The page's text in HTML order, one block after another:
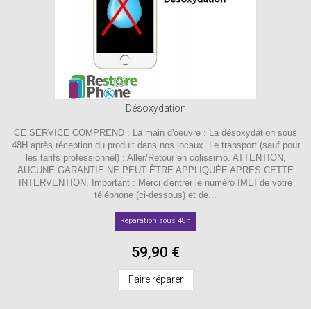
Désoxydation
CE SERVICE COMPREND : La main d'oeuvre : La désoxydation sous
48H après réception du produit dans nos locaux. Le transport (sauf pour
les tarifs professionnel) : Aller/Retour en colissimo. ATTENTION,
AUCUNE GARANTIE NE PEUT ÊTRE APPLIQUÉE APRES CETTE
INTERVENTION. Important : Merci d'entrer le numéro IMEI de votre
téléphone (ci-dessous) et de...
Réparation sous 48h
59,90 €
Faire réparer